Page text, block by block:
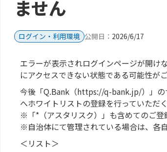
ません
ログイン・利用環境 公開日： 2026/6/17
エラーが表示されログインページが開け
にアクセスできない状態である可能性がご
今後「Q.Bank（https://q-bank.jp/）」
へホワイトリストの登録を行っていただ
※「*（アスタリスク）」も含めてのご登
※自治体にて管理されている場合は、各
＜リスト＞